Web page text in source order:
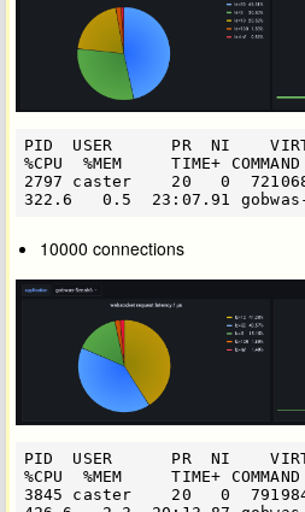
PID  USER      PR  NI
%CPU  %MEM     TIME+ COMMAND
2797 caster    20   0
10000 connections
PID  USER      PR  NI
%CPU  %MEM     TIME+ COMMAND
3845 caster    20   0